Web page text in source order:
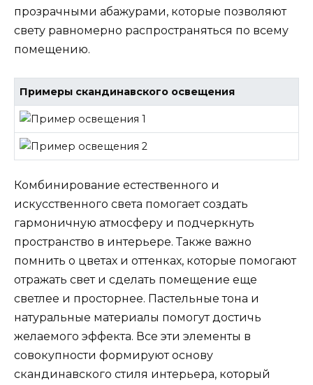
прозрачными абажурами, которые позволяют
свету равномерно распространяться по всему
помещению.
Примеры скандинавского освещения
Комбинирование естественного и
искусственного света помогает создать
гармоничную атмосферу и подчеркнуть
пространство в интерьере. Также важно
помнить о цветах и оттенках, которые помогают
отражать свет и сделать помещение еще
светлее и просторнее. Пастельные тона и
натуральные материалы помогут достичь
желаемого эффекта. Все эти элементы в
совокупности формируют основу
скандинавского стиля интерьера, который